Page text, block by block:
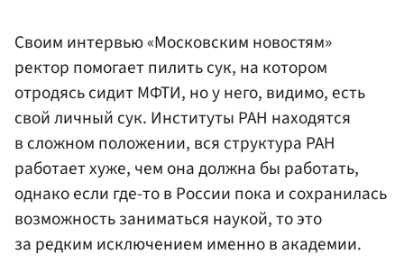
Своим интервью «Московским новостям»
ректор помогает пилить сук, на котором
отродясь сидит МФТИ, но у него, видимо, есть
свой личный сук. Институты РАН находятся
в сложном положении, вся структура РАН
работает хуже, чем она должна бы работать,
однако если где-то в России пока и сохранилась
возможность заниматься наукой, то это
за редким исключением именно в академии.